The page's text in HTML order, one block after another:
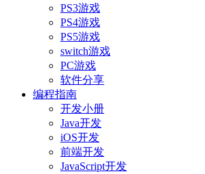
PS3游戏
PS4游戏
PS5游戏
switch游戏
PC游戏
软件分享
编程指南
开发小册
Java开发
iOS开发
前端开发
JavaScript开发